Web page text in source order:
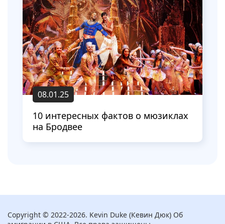
08.01.25
10 интересных фактов о мюзиклах
на Бродвее
Copyright © 2022-2026. Kevin Duke (Кевин Дюк) Об